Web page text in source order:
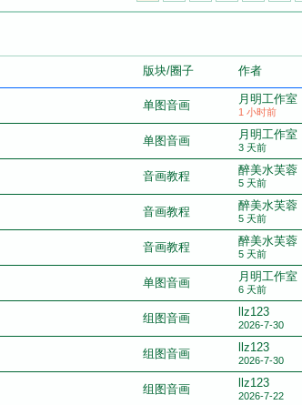
版块/圈子 作者
单图音画 月明工作室
1 小时前
单图音画 月明工作室
3 天前
音画教程 醉美水芙蓉
5 天前
音画教程 醉美水芙蓉
5 天前
音画教程 醉美水芙蓉
5 天前
单图音画 月明工作室
6 天前
组图音画 llz123
2026-7-30
组图音画 llz123
2026-7-30
组图音画 llz123
2026-7-22